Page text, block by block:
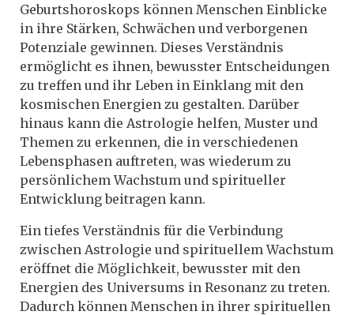
Geburtshoroskops können Menschen Einblicke
in ihre Stärken, Schwächen und verborgenen
Potenziale gewinnen. Dieses Verständnis
ermöglicht es ihnen, bewusster Entscheidungen
zu treffen und ihr Leben in Einklang mit den
kosmischen Energien zu gestalten. Darüber
hinaus kann die Astrologie helfen, Muster und
Themen zu erkennen, die in verschiedenen
Lebensphasen auftreten, was wiederum zu
persönlichem Wachstum und spiritueller
Entwicklung beitragen kann.
Ein tiefes Verständnis für die Verbindung
zwischen Astrologie und spirituellem Wachstum
eröffnet die Möglichkeit, bewusster mit den
Energien des Universums in Resonanz zu treten.
Dadurch können Menschen in ihrer spirituellen